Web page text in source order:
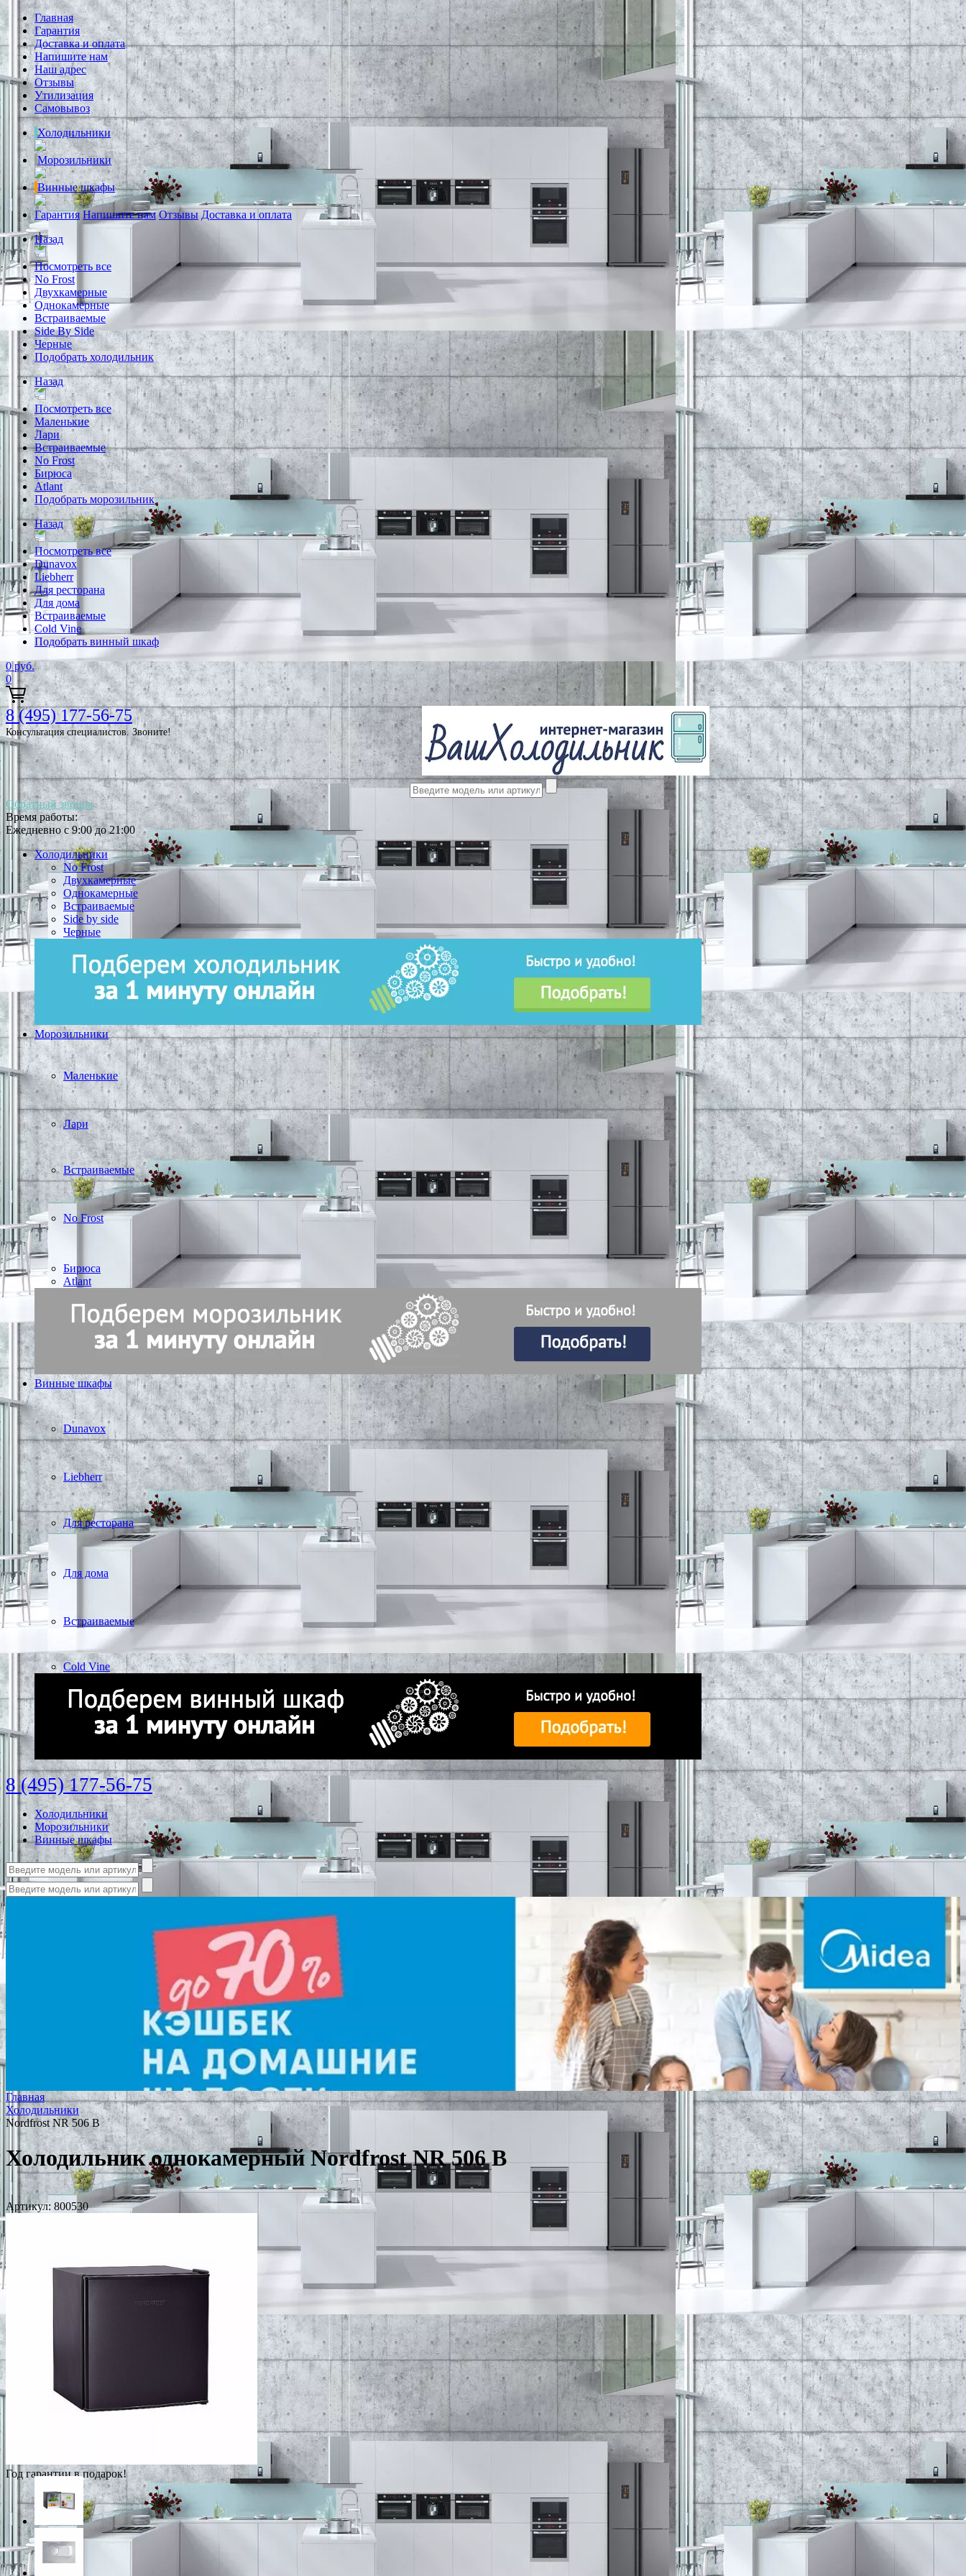
Главная
Гарантия
Доставка и оплата
Напишите нам
Наш адрес
Отзывы
Утилизация
Самовывоз
Холодильники
Морозильники
Винные шкафы
Гарантия Напишите нам Отзывы Доставка и оплата
Назад
Посмотреть все
No Frost
Двухкамерные
Однокамерные
Встраиваемые
Side By Side
Черные
Подобрать холодильник
Назад
Посмотреть все
Маленькие
Лари
Встраиваемые
No Frost
Бирюса
Atlant
Подобрать морозильник
Назад
Посмотреть все
Dunavox
Liebherr
Для ресторана
Для дома
Встраиваемые
Cold Vine
Подобрать винный шкаф
0 руб.
0
8 (495) 177-56-75
Консультация специалистов. Звоните!
Обратный звонок
Время работы:
Ежедневно с 9:00 до 21:00
Холодильники
No Frost
Двухкамерные
Однокамерные
Встраиваемые
Side by side
Черные
Морозильники
Маленькие
Лари
Встраиваемые
No Frost
Бирюса
Atlant
Винные шкафы
Dunavox
Liebherr
Для ресторана
Для дома
Встраиваемые
Cold Vine
8 (495) 177-56-75
Холодильники
Морозильники
Винные шкафы
Главная
Холодильники
Nordfrost NR 506 B
Холодильник однокамерный Nordfrost NR 506 B
Артикул: 800530
Год гарантии в подарок!